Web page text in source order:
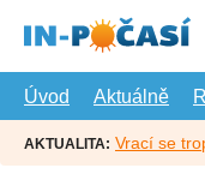
hlavní
Úvod
Aktuálně
AKTUALITA: Vrací se